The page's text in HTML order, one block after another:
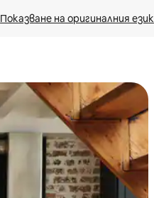
Показване на оригиналния език